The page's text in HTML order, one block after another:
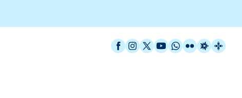
Facebook
Instagram
X / Twitter
YouTube
WhatsApp
FlickrRadio